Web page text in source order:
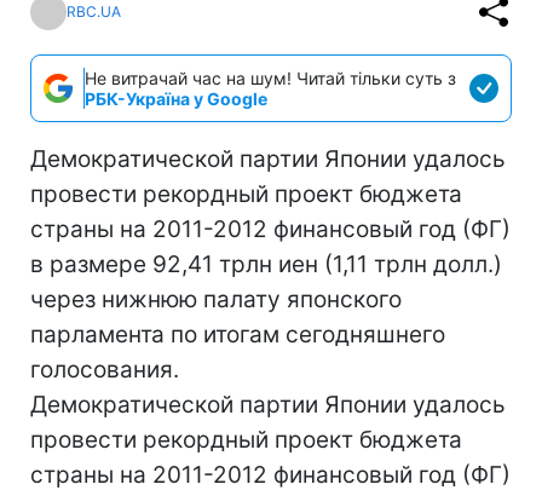
RBC.UA
Не витрачай час на шум! Читай тільки суть з
РБК-Україна у Google
Демократической партии Японии удалось
провести рекордный проект бюджета
страны на 2011-2012 финансовый год (ФГ)
в размере 92,41 трлн иен (1,11 трлн долл.)
через нижнюю палату японского
парламента по итогам сегодняшнего
голосования.
Демократической партии Японии удалось
провести рекордный проект бюджета
страны на 2011-2012 финансовый год (ФГ)